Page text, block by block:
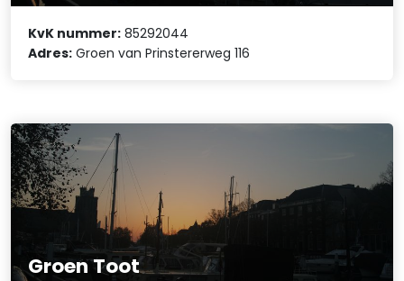
KvK nummer: 85292044
Adres: Groen van Prinstererweg 116
Groen Toot